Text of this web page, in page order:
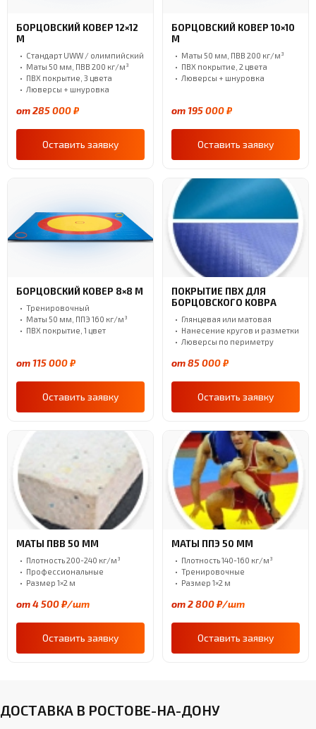
БОРЦОВСКИЙ КОВЕР 12×12
М
Стандарт UWW / олимпийский
Маты 50 мм, ПВВ 200 кг/м³
ПВХ покрытие, 3 цвета
Люверсы + шнуровка
от 285 000 ₽
Оставить заявку
БОРЦОВСКИЙ КОВЕР 10×10
М
Маты 50 мм, ПВВ 200 кг/м³
ПВХ покрытие, 2 цвета
Люверсы + шнуровка
от 195 000 ₽
Оставить заявку
БОРЦОВСКИЙ КОВЕР 8×8 М
Тренировочный
Маты 50 мм, ППЭ 160 кг/м³
ПВХ покрытие, 1 цвет
от 115 000 ₽
Оставить заявку
ПОКРЫТИЕ ПВХ ДЛЯ
БОРЦОВСКОГО КОВРА
Глянцевая или матовая
Нанесение кругов и разметки
Люверсы по периметру
от 85 000 ₽
Оставить заявку
МАТЫ ПВВ 50 ММ
Плотность 200-240 кг/м³
Профессиональные
Размер 1×2 м
от 4 500 ₽/шт
Оставить заявку
МАТЫ ППЭ 50 ММ
Плотность 140-160 кг/м³
Тренировочные
Размер 1×2 м
от 2 800 ₽/шт
Оставить заявку
ДОСТАВКА В РОСТОВЕ-НА-ДОНУ